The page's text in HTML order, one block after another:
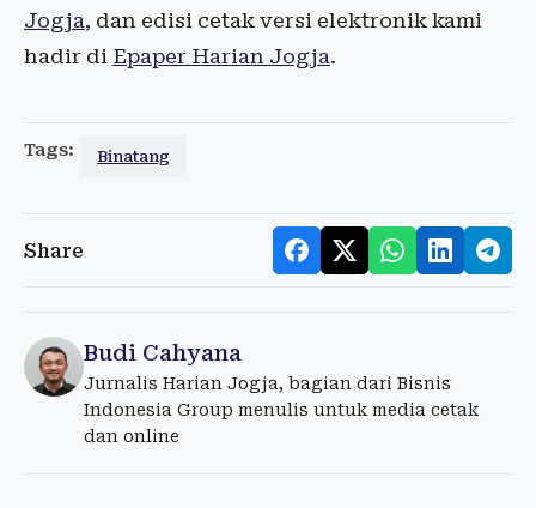
Jogja, dan edisi cetak versi elektronik kami
hadir di Epaper Harian Jogja.
Tags: Binatang
Share
Budi Cahyana
Jurnalis Harian Jogja, bagian dari Bisnis
Indonesia Group menulis untuk media cetak
dan online